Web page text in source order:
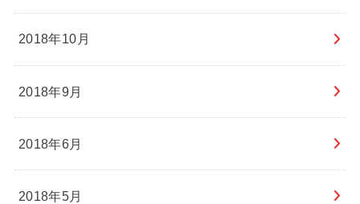
2018年10月
2018年9月
2018年6月
2018年5月